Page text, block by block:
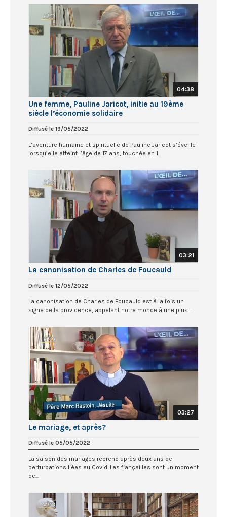
04:38
Une femme, Pauline Jaricot, initie au 19ème
siècle l’économie solidaire
Diffusé le 19/05/2022
L’aventure humaine et spirituelle de Pauline Jaricot s’éveille
lorsqu’elle atteint l’âge de 17 ans, touchée en 1...
03:21
La canonisation de Charles de Foucauld
Diffusé le 12/05/2022
La canonisation de Charles de Foucauld est à la fois un
signe de la providence, appelant notre monde à une plus...
03:27
Le mariage, et après?
Diffusé le 05/05/2022
La saison des mariages reprend après deux ans de
perturbations liées au Covid. Les fiançailles sont un moment
de...